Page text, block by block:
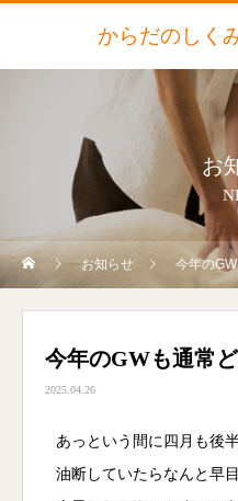
からだのしく
お
お知らせ 今年の
今年のGWも通常
2025.04.26
あっという間に四月も後
油断していたらなんと早